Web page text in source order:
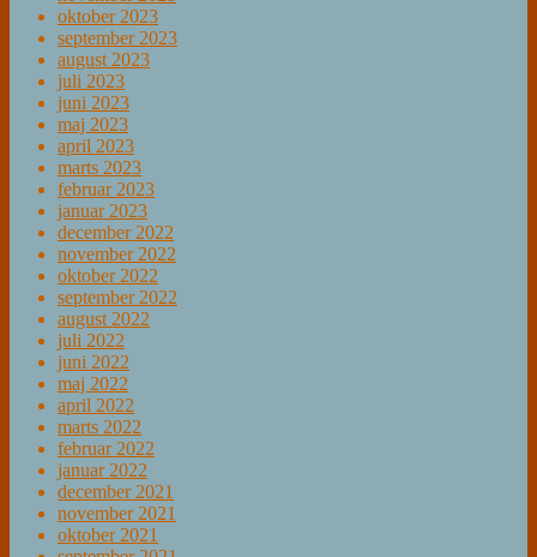
oktober 2023
september 2023
august 2023
juli 2023
juni 2023
maj 2023
april 2023
marts 2023
februar 2023
januar 2023
december 2022
november 2022
oktober 2022
september 2022
august 2022
juli 2022
juni 2022
maj 2022
april 2022
marts 2022
februar 2022
januar 2022
december 2021
november 2021
oktober 2021